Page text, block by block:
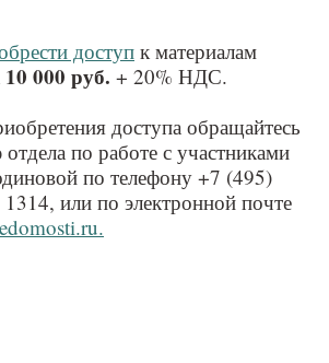
доступ к материалам
10 000 руб. + 20% НДС.
доступа обращайтесь
по работе с участниками
по телефону +7 (495)
или по электронной почте